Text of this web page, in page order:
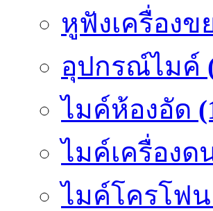
หูฟังเครื่องข
อุปกรณ์ไมค์
ไมค์ห้องอัด
ไมค์เครื่องด
ไมค์โครโฟน